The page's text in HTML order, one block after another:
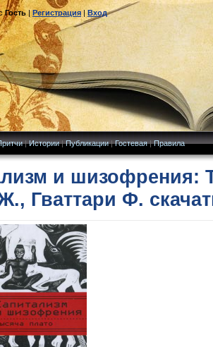
Гость|Регистрация|Вход
|Истории|Публикации|Гостевая|Правила
и шизофрения:
Гваттари Ф.